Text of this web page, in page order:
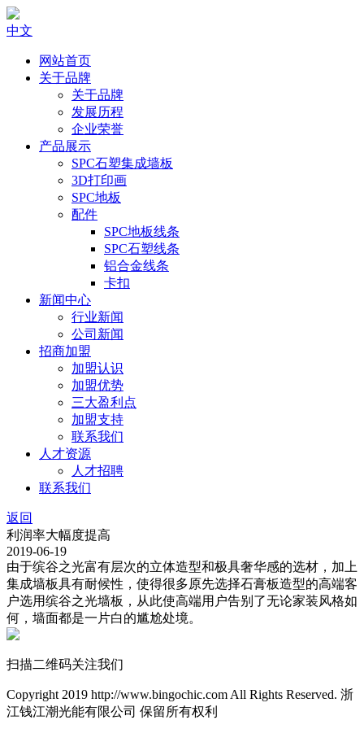
中文
网站首页
关于品牌
关于品牌
发展历程
企业荣誉
产品展示
SPC石塑集成墙板
3D打印画
SPC地板
配件
SPC地板线条
SPC石塑线条
铝合金线条
卡扣
新闻中心
行业新闻
公司新闻
招商加盟
加盟认识
加盟优势
三大盈利点
加盟支持
联系我们
人才资源
人才招聘
联系我们
返回
利润率大幅度提高
2019-06-19
由于缤谷之光富有层次的立体造型和极具奢华感的选材，加上
集成墙板具有耐候性，使得很多原先选择石膏板造型的高端客
户选用缤谷之光墙板，从此使高端用户告别了无论家装风格如
何，墙面都是一片白的尴尬处境。
扫描二维码关注我们
Copyright 2019 http://www.bingochic.com All Rights Reserved. 浙
江钱江潮光能有限公司 保留所有权利